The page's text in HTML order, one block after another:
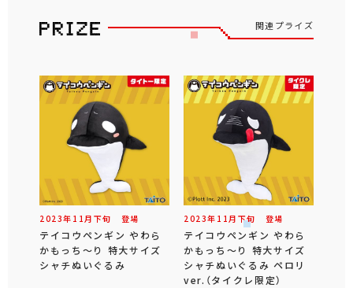
関連プライズ
2023年 11 月 下旬 登場
テイコウペンギン やわら
かもっち～り 特大サイズ
シャチぬいぐるみ
2023年 11 月 下旬 登場
テイコウペンギン やわら
かもっち～り 特大サイズ
シャチぬいぐるみ ペロリ
ver.（タイクレ限定）